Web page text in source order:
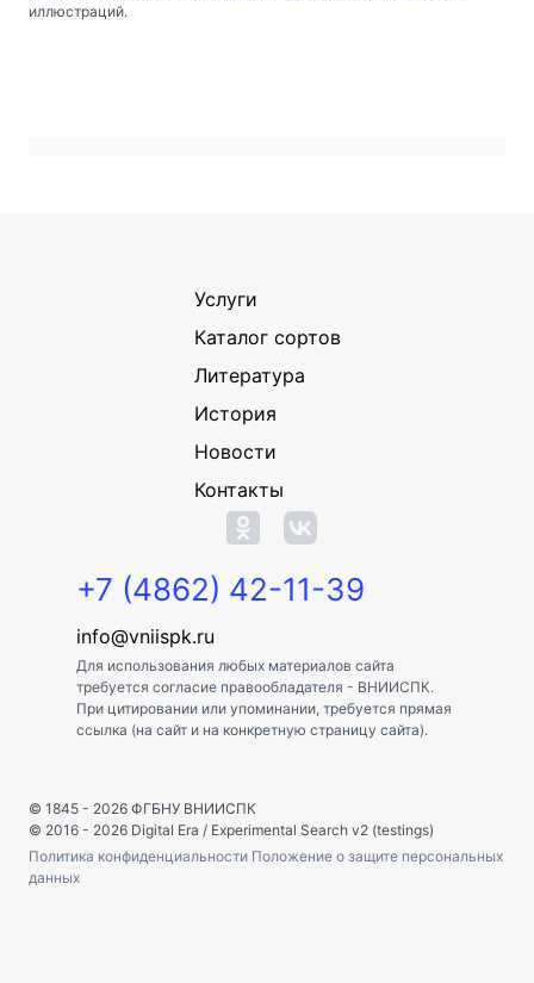
иллюстраций.
Услуги
Каталог сортов
Литература
История
Новости
Контакты
+7 (4862) 42-11-39
info@vniispk.ru
Для использования любых материалов сайта
требуется согласие правообладателя - ВНИИСПК.
При цитировании или упоминании, требуется прямая
ссылка (на сайт и на конкретную страницу сайта).
© 1845 - 2026 ФГБНУ ВНИИСПК
© 2016 - 2026 Digital Era / Experimental Search v2 (testings)
Политика конфиденциальности Положение о защите персональных
данных